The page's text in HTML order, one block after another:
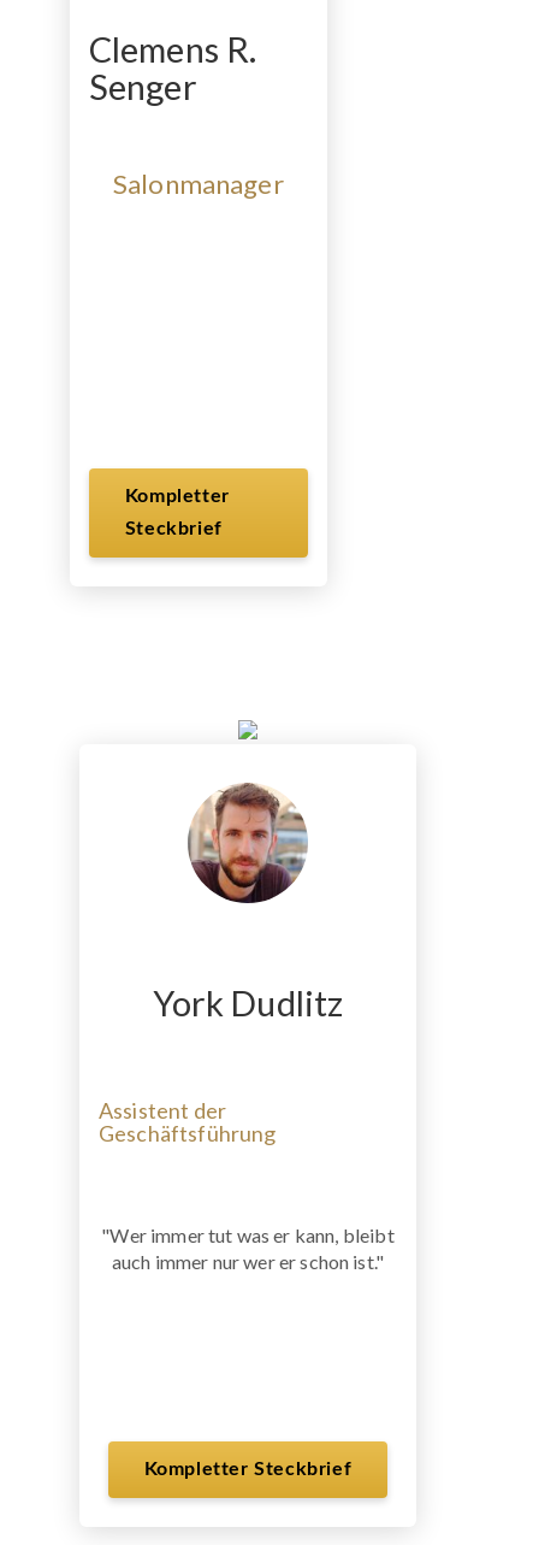
Clemens R.
Senger
Salonmanager
Kompletter
Steckbrief
York Dudlitz
Assistent der
Geschäftsführung
"Wer immer tut was er kann, bleibt
auch immer nur wer er schon ist."
Kompletter Steckbrief